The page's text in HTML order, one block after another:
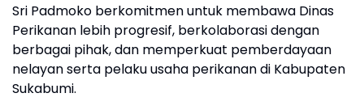
Sri Padmoko berkomitmen untuk membawa Dinas
Perikanan lebih progresif, berkolaborasi dengan
berbagai pihak, dan memperkuat pemberdayaan
nelayan serta pelaku usaha perikanan di Kabupaten
Sukabumi.